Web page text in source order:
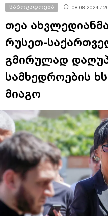
საზოგადოება 08.08.2024 /
თეა
რუსეთ-
გმირულად
სამხედროების
მიაგო